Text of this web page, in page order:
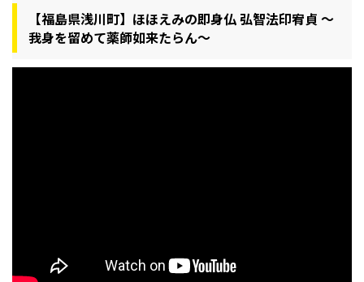
【福島県浅川町】ほほえみの即身仏 弘智法印宥貞 ～
我身を留めて薬師如来たらん～